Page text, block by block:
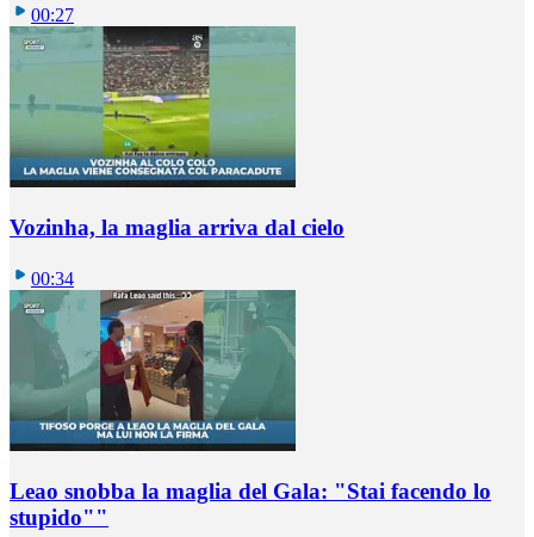
00:27
Vozinha, la maglia arriva dal cielo
00:34
Leao snobba la maglia del Gala: "Stai facendo lo
stupido""